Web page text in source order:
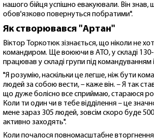
нашого бійця успішно евакуювали. Він знав,
обов'язково повернуться побратими".
Як створювався "Артан"
Віктор Торкотюк зізнається, що ніколи не
командиром. Ще воюючи в АТО, у складі
працював у складі групи під командуванням
"Я розумію, наскільки це легше, ніж бути
людей за собою вести, – каже він. – Я так
що дуже болісно все сприймаю, стараюся
Коли ти один чи в тебе відділення – це
мене зараз 305 людей, зовсім скоро буде
активно заходять".
Коли почалося повномасштабне